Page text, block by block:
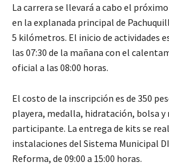
La carrera se llevará a cabo el
en la explanada principal de
5 kilómetros. El inicio de actividades
las 07:30 de la mañana con el
oficial a las 08:00 horas.
El costo de la inscripción es de 350
playera, medalla, hidratación, bolsa y
participante. La entrega de kits se
instalaciones del Sistema Municipal
Reforma, de 09:00 a 15:00 horas.